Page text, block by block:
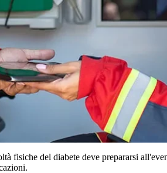
fisiche del diabete deve prepararsi